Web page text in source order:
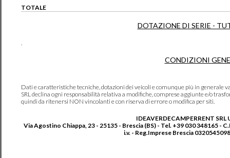
TOTALE
DOTAZIONE DI SERIE -
CONDIZIONI
Dati e caratteristiche tecniche, dotazioni dei veicoli e comunque più in generale
SRL declina ogni responsabilità relativa a modifiche, comprese aggiunte e/o
quindi da ritenersi NON vincolanti e con riserva di errore o modifica per siti.
IDEAVERDECAMPERRENT SRL
Via Agostino Chiappa, 23 - 25135 - Brescia (BS) - Tel. +39 030 348165 -
i.v. - Reg.Imprese Brescia